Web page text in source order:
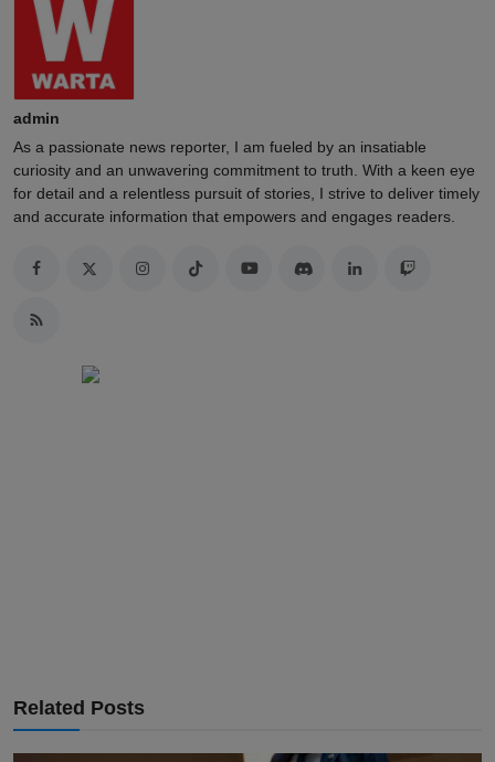
admin
As a passionate news reporter, I am fueled by an insatiable
curiosity and an unwavering commitment to truth. With a keen eye
for detail and a relentless pursuit of stories, I strive to deliver timely
and accurate information that empowers and engages readers.
Related Posts